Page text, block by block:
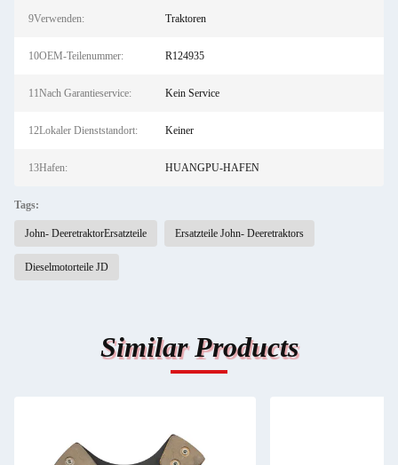
9Verwenden: Traktoren
10OEM-Teilenummer: R124935
11Nach Garantieservice: Kein Service
12Lokaler Dienststandort: Keiner
13Hafen: HUANGPU-HAFEN
Tags:
John- DeeretraktorErsatzteile Ersatzteile John- Deeretraktors
Dieselmotorteile JD
Similar Products